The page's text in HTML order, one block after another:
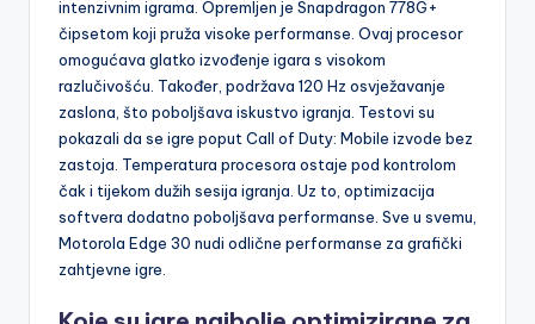
Procesor Motorola Edge 30 dobro se nosi s grafički
intenzivnim igrama. Opremljen je Snapdragon 778G+
čipsetom koji pruža visoke performanse. Ovaj procesor
omogućava glatko izvođenje igara s visokom
razlučivošću. Također, podržava 120 Hz osvježavanje
zaslona, što poboljšava iskustvo igranja. Testovi su
pokazali da se igre poput Call of Duty: Mobile izvode bez
zastoja. Temperatura procesora ostaje pod kontrolom
čak i tijekom dužih sesija igranja. Uz to, optimizacija
softvera dodatno poboljšava performanse. Sve u svemu,
Motorola Edge 30 nudi odlične performanse za grafički